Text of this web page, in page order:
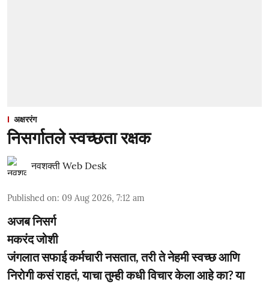
अक्षररंग
निसर्गातले स्वच्छता रक्षक
नवशक्ती Web Desk
Published on: 09 Aug 2026, 7:12 am
अजब निसर्ग
मकरंद जोशी
जंगलात सफाई कर्मचारी नसतात, तरी ते नेहमी स्वच्छ आणि
निरोगी कसं राहतं, याचा तुम्ही कधी विचार केला आहे का? या